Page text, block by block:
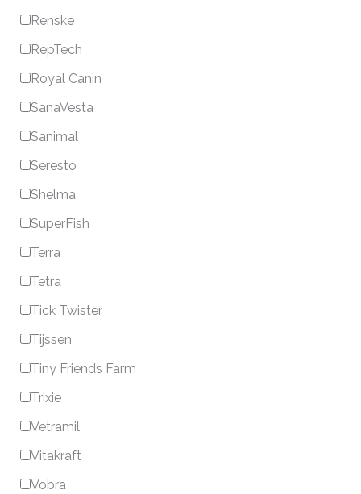
Renske
RepTech
Royal Canin
SanaVesta
Sanimal
Seresto
Shelma
SuperFish
Terra
Tetra
Tick Twister
Tijssen
Tiny Friends Farm
Trixie
Vetramil
Vitakraft
Vobra